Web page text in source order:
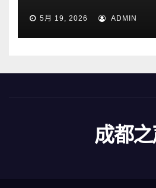
5月 19, 2026 ADMIN
成都